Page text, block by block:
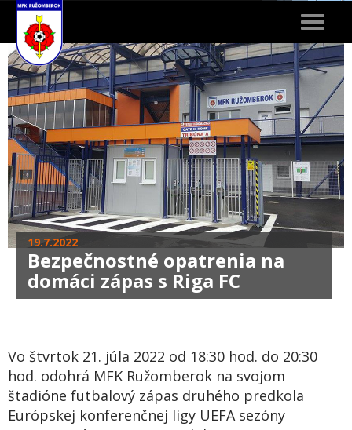
Toggle
19.7.2022
Bezpečnostné opatrenia na
domáci zápas s Riga FC
Vo štvrtok 21. júla 2022 od 18:30 hod. do 20:30
hod. odohrá MFK Ružomberok na svojom
štadióne futbalový zápas druhého predkola
Európskej konferenčnej ligy UEFA sezóny